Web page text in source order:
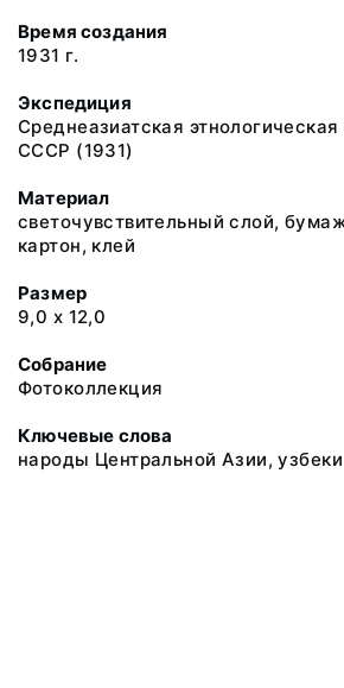
Время создания
1931 г.
Экспедиция
Среднеазиатская
СССР (1931)
Материал
светочувствительный слой,
картон, клей
Размер
9,0 х 12,0
Собрание
Фотоколлекция
Ключевые слова
народы Центральной Азии, узбеки